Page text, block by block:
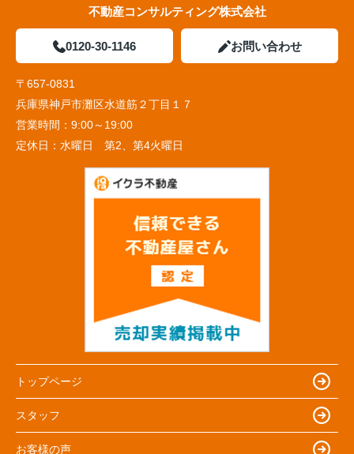
不動産コンサルティング株式会社
0120-30-1146 お問い合わせ
〒657-0831
兵庫県神戸市灘区水道筋２丁目１７
営業時間： 9:00～19:00
定休日： 水曜日 第2、第4火曜日
トップページ
スタッフ
お客様の声